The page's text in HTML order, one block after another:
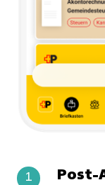
1 Post-
Post-